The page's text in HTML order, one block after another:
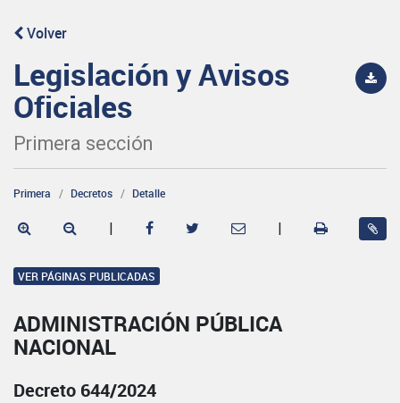
Volver
Legislación y Avisos
Oficiales
Primera sección
Primera Decretos Detalle
| |
VER PÁGINAS PUBLICADAS
ADMINISTRACIÓN PÚBLICA
NACIONAL
Decreto 644/2024